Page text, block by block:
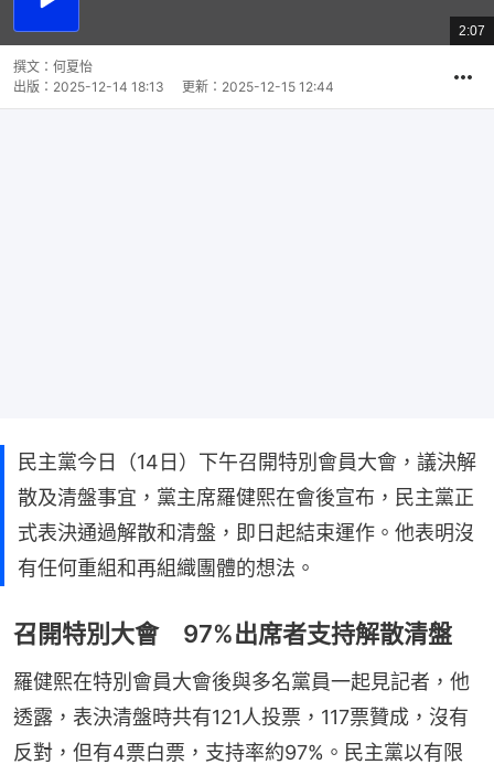
播
片
總
共
2:07
撰文： 何夏怡
出版： 2025-12-14 18:13 更新： 2025-12-15 12:44
民主黨今日（14日）下午召開特別會員大會，議決解
散及清盤事宜，黨主席羅健熙在會後宣布，民主黨正
式表決通過解散和清盤，即日起結束運作。他表明沒
有任何重組和再組織團體的想法。
召開特別大會 97%出席者支持解散清盤
羅健熙在特別會員大會後與多名黨員一起見記者，他
透露，表決清盤時共有121人投票，117票贊成，沒有
反對，但有4票白票，支持率約97%。民主黨以有限